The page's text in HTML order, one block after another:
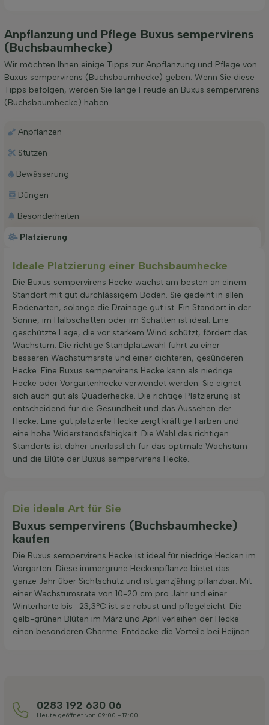
Anpflanzung und Pflege Buxus sempervirens
(Buchsbaumhecke)
Wir möchten Ihnen einige Tipps zur Anpflanzung und Pflege von
Buxus sempervirens (Buchsbaumhecke) geben. Wenn Sie diese
Tipps befolgen, werden Sie lange Freude an Buxus sempervirens
(Buchsbaumhecke) haben.
Platzierung
Anpflanzen
Stutzen
Bewässerung
Düngen
Besonderheiten
Ideale Platzierung einer Buchsbaumhecke
Die Buxus sempervirens Hecke wächst am besten an einem
Standort mit gut durchlässigem Boden. Sie gedeiht in allen
Bodenarten, solange die Drainage gut ist. Ein Standort in der
Sonne, im Halbschatten oder im Schatten ist ideal. Eine
geschützte Lage, die vor starkem Wind schützt, fördert das
Wachstum. Die richtige Standplatzwahl führt zu einer
besseren Wachstumsrate und einer dichteren, gesünderen
Hecke. Eine Buxus sempervirens Hecke kann als niedrige
Hecke oder Vorgartenhecke verwendet werden. Sie eignet
sich auch gut als Quaderhecke. Die richtige Platzierung ist
entscheidend für die Gesundheit und das Aussehen der
Hecke. Eine gut platzierte Hecke zeigt kräftige Farben und
eine hohe Widerstandsfähigkeit. Die Wahl des richtigen
Standorts ist daher unerlässlich für das optimale Wachstum
und die Blüte der Buxus sempervirens Hecke.
Die ideale Art für Sie
Buxus sempervirens (Buchsbaumhecke)
kaufen
Die Buxus sempervirens Hecke ist ideal für niedrige Hecken im
Vorgarten. Diese immergrüne Heckenpflanze bietet das
ganze Jahr über Sichtschutz und ist ganzjährig pflanzbar. Mit
einer Wachstumsrate von 10-20 cm pro Jahr und einer
Winterhärte bis -23,3°C ist sie robust und pflegeleicht. Die
gelb-grünen Blüten im März und April verleihen der Hecke
einen besonderen Charme. Entdecke die Vorteile bei Heijnen.
0283 192 630 06
Heute geöffnet von 09:00 - 17:00